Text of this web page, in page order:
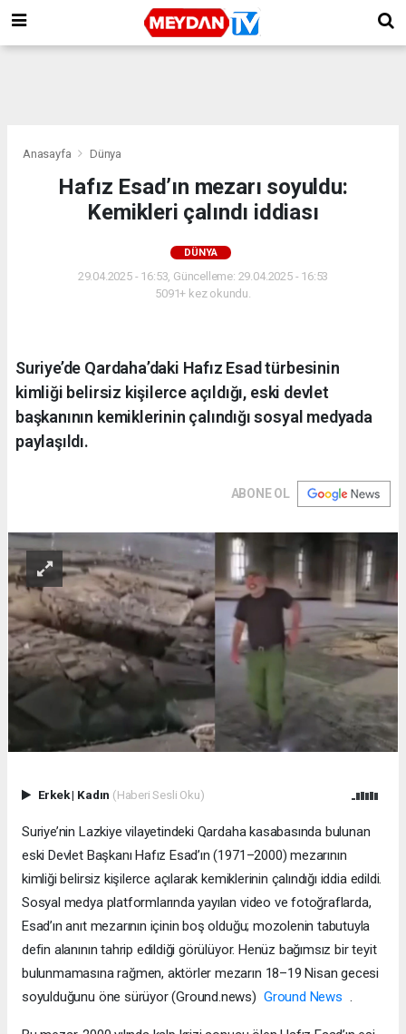
Anasayfa Dünya
Hafız Esad’ın mezarı soyuldu:
Kemikleri çalındı iddiası
DÜNYA
29.04.2025 - 16:53, Güncelleme: 29.04.2025 - 16:53
5091+ kez okundu.
Suriye’de Qardaha’daki Hafız Esad türbesinin
kimliği belirsiz kişilerce açıldığı, eski devlet
başkanının kemiklerinin çalındığı sosyal medyada
paylaşıldı.
ABONE OL
Erkek| Kadın (Haberi Sesli Oku)
Suriye’nin Lazkiye vilayetindeki Qardaha kasabasında bulunan
eski Devlet Başkanı Hafız Esad’ın (1971–2000) mezarının
kimliği belirsiz kişilerce açılarak kemiklerinin çalındığı iddia edildi.
Sosyal medya platformlarında yayılan video ve fotoğraflarda,
Esad’ın anıt mezarının içinin boş olduğu; mozolenin tabutuyla
defin alanının tahrip edildiği görülüyor. Henüz bağımsız bir teyit
bulunmamasına rağmen, aktörler mezarın 18–19 Nisan gecesi
soyulduğunu öne sürüyor (Ground.news)​ Ground News .